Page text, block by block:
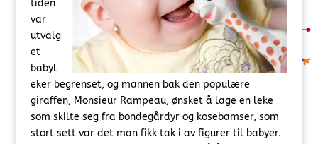
tiden
var
utvalg
et
babyl
eker begrenset, og mannen bak den populære
giraffen, Monsieur Rampeau, ønsket å lage en leke
som skilte seg fra bondegårdyr og kosebamser, som
stort sett var det man fikk tak i av figurer til babyer.